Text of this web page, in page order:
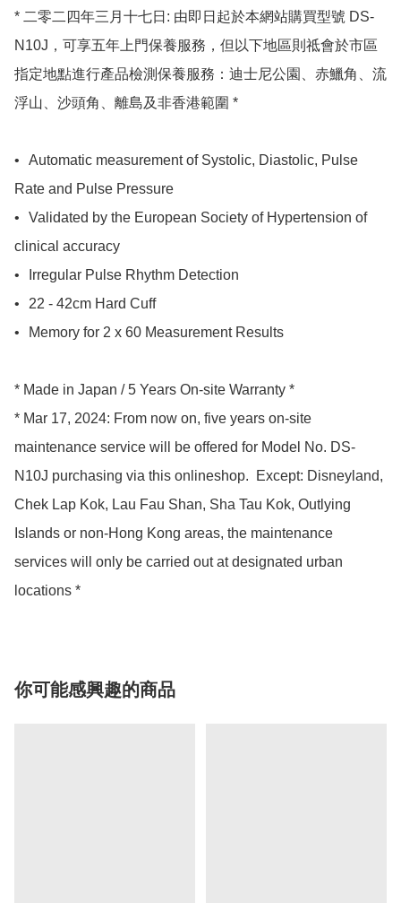
* 二零二四年三月十七日: 由即日起於本網站購買型號 DS-
N10J，可享五年上門保養服務，但以下地區則祗會於市區
指定地點進行產品檢測保養服務：迪士尼公園、赤鱲角、流
浮山、沙頭角、離島及非香港範圍 *
•	Automatic measurement of Systolic, Diastolic, Pulse
Rate and Pulse Pressure
•	Validated by the European Society of Hypertension of
clinical accuracy
•	Irregular Pulse Rhythm Detection
•	22 - 42cm Hard Cuff
•	Memory for 2 x 60 Measurement Results
* Made in Japan / 5 Years On-site Warranty *
* Mar 17, 2024: From now on, five years on-site
maintenance service will be offered for Model No. DS-
N10J purchasing via this onlineshop.  Except: Disneyland,
Chek Lap Kok, Lau Fau Shan, Sha Tau Kok, Outlying
Islands or non-Hong Kong areas, the maintenance
services will only be carried out at designated urban
locations *
你可能感興趣的商品